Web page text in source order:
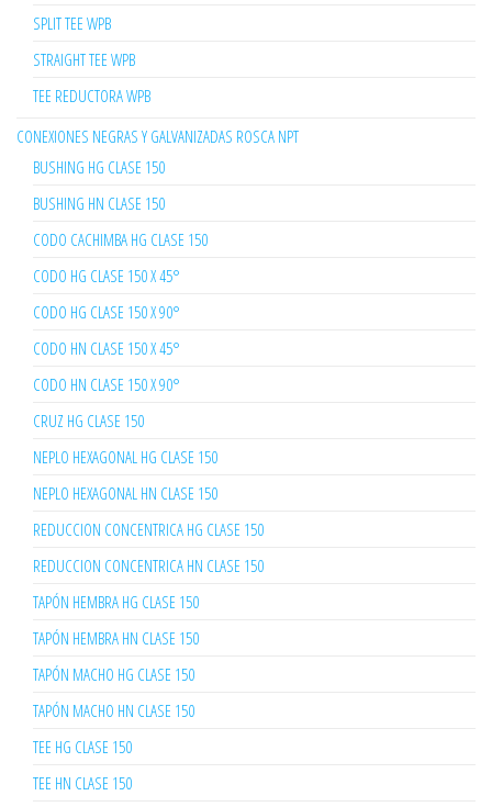
SPLIT TEE WPB
STRAIGHT TEE WPB
TEE REDUCTORA WPB
CONEXIONES NEGRAS Y GALVANIZADAS ROSCA NPT
BUSHING HG CLASE 150
BUSHING HN CLASE 150
CODO CACHIMBA HG CLASE 150
CODO HG CLASE 150 X 45°
CODO HG CLASE 150 X 90°
CODO HN CLASE 150 X 45°
CODO HN CLASE 150 X 90°
CRUZ HG CLASE 150
NEPLO HEXAGONAL HG CLASE 150
NEPLO HEXAGONAL HN CLASE 150
REDUCCION CONCENTRICA HG CLASE 150
REDUCCION CONCENTRICA HN CLASE 150
TAPÓN HEMBRA HG CLASE 150
TAPÓN HEMBRA HN CLASE 150
TAPÓN MACHO HG CLASE 150
TAPÓN MACHO HN CLASE 150
TEE HG CLASE 150
TEE HN CLASE 150